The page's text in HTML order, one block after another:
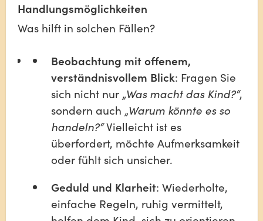
Handlungsmöglichkeiten
Was hilft in solchen Fällen?
Beobachtung mit offenem,
verständnisvollem Blick: Fragen Sie
sich nicht nur „Was macht das Kind?“,
sondern auch „Warum könnte es so
handeln?“ Vielleicht ist es
überfordert, möchte Aufmerksamkeit
oder fühlt sich unsicher.
Geduld und Klarheit: Wiederholte,
einfache Regeln, ruhig vermittelt,